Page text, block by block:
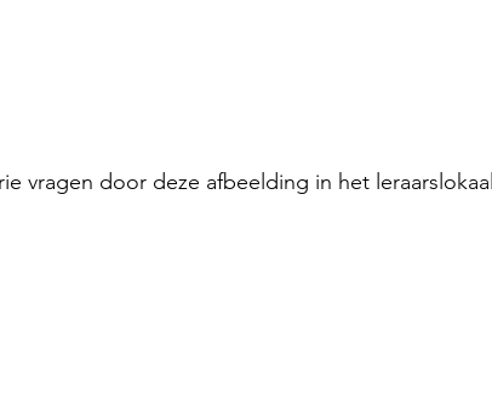
vragen door deze afbeelding in het